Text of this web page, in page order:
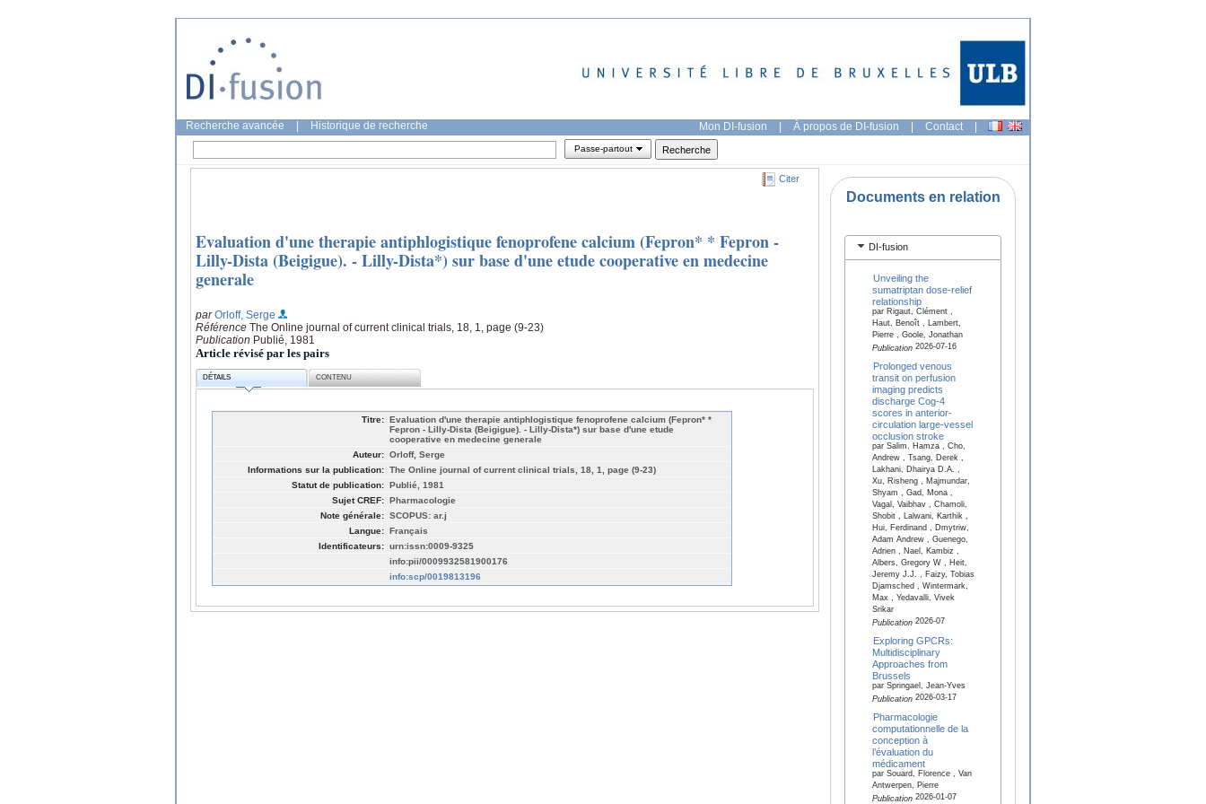
Recherche avancée Historique de recherche Mon DI-fusion | À propos de DI-fusion | Contact |
Passe-partout
Citer
Evaluation d'une therapie antiphlogistique fenoprofene calcium (Fepron* * Fepron -
Lilly-Dista (Beigigue). - Lilly-Dista*) sur base d'une etude cooperative en medecine
generale
parOrloff, Serge
Référence The Online journal of current clinical trials, 18, 1, page (9-23)
Publication Publié, 1981
Article révisé par les pairs
DÉTAILS CONTENU
Titre: Evaluation d'une therapie antiphlogistique fenoprofene calcium (Fepron* *
Fepron - Lilly-Dista (Beigigue). - Lilly-Dista*) sur base d'une etude
cooperative en medecine generale
Auteur: Orloff, Serge
Informations sur la publication: The Online journal of current clinical trials, 18, 1, page (9-23)
Statut de publication: Publié, 1981
Sujet CREF: Pharmacologie
Note générale: SCOPUS: ar.j
Langue: Français
Identificateurs: urn:issn:0009-9325
info:pii/0009932581900176
info:scp/0019813196
Documents en relation
DI-fusion
Unveiling the
sumatriptan dose-relief
relationship
par Rigaut, Clément ,
Haut, Benoît , Lambert,
Pierre , Goole, Jonathan
Publication2026-07-16
Prolonged venous
transit on perfusion
imaging predicts
discharge Cog-4
scores in anterior-
circulation large-vessel
occlusion stroke
par Salim, Hamza , Cho,
Andrew , Tsang, Derek ,
Lakhani, Dhairya D.A. ,
Xu, Risheng , Majmundar,
Shyam , Gad, Mona ,
Vagal, Vaibhav , Chamoli,
Shobit , Lalwani, Karthik ,
Hui, Ferdinand , Dmytriw,
Adam Andrew , Guenego,
Adrien , Nael, Kambiz ,
Albers, Gregory W , Heit,
Jeremy J.J. , Faizy, Tobias
Djamsched , Wintermark,
Max , Yedavalli, Vivek
Srikar
Publication2026-07
Exploring GPCRs:
Multidisciplinary
Approaches from
Brussels
par Springael, Jean-Yves
Publication2026-03-17
Pharmacologie
computationnelle de la
conception à
l’évaluation du
médicament
par Souard, Florence , Van
Antwerpen, Pierre
Publication2026-01-07